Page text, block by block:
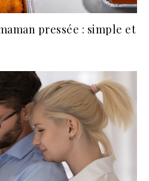
pressée : simple et